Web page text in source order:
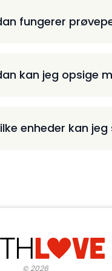
fungerer
kan jeg opsige
enheder kan jeg
©2026